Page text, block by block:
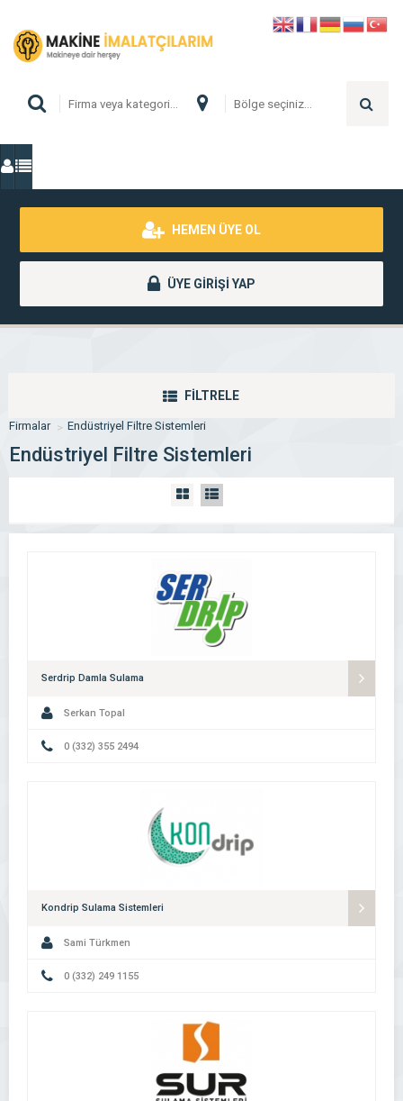
HEMEN ÜYE OL
ÜYE GİRİŞİ YAP
FİLTRELE
Firmalar Endüstriyel Filtre Sistemleri
Endüstriyel Filtre Sistemleri
Serdrip Damla Sulama
Serkan Topal
0 (332) 355 2494
Kondrip Sulama Sistemleri
Sami Türkmen
0 (332) 249 1155